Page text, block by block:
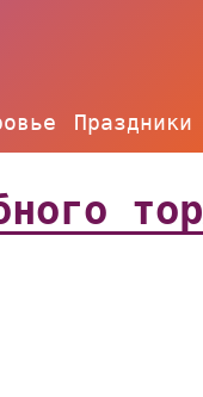
Праздники